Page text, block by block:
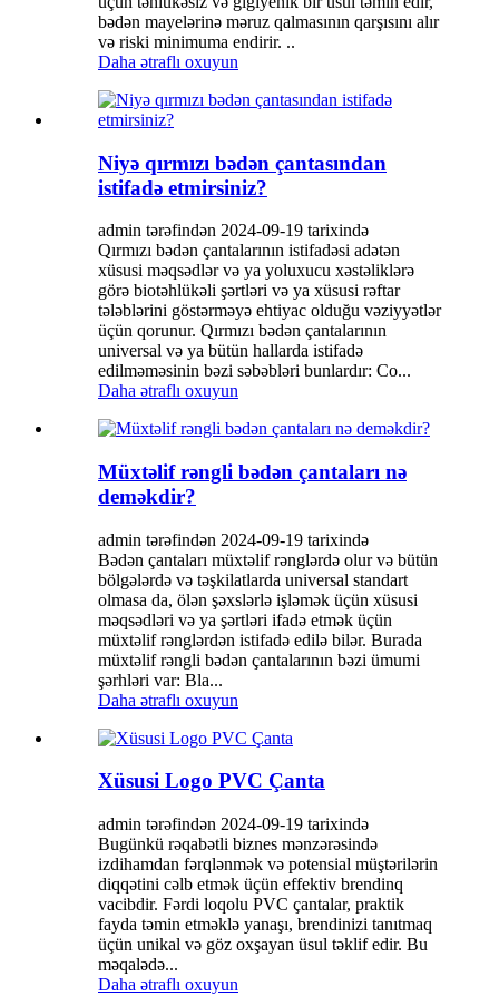
bədən mayelərinə məruz qalmasının qarşısını alır
və riski minimuma endirir. ..
Daha ətraflı oxuyun
Niyə qırmızı bədən çantasından
istifadə etmirsiniz?
admin tərəfindən 2024-09-19 tarixində
Qırmızı bədən çantalarının istifadəsi adətən
xüsusi məqsədlər və ya yoluxucu xəstəliklərə
görə biotəhlükəli şərtləri və ya xüsusi rəftar
tələblərini göstərməyə ehtiyac olduğu vəziyyətlər
üçün qorunur. Qırmızı bədən çantalarının
universal və ya bütün hallarda istifadə
edilməməsinin bəzi səbəbləri bunlardır: Co...
Daha ətraflı oxuyun
Müxtəlif rəngli bədən çantaları nə
deməkdir?
admin tərəfindən 2024-09-19 tarixində
Bədən çantaları müxtəlif rənglərdə olur və bütün
bölgələrdə və təşkilatlarda universal standart
olmasa da, ölən şəxslərlə işləmək üçün xüsusi
məqsədləri və ya şərtləri ifadə etmək üçün
müxtəlif rənglərdən istifadə edilə bilər. Burada
müxtəlif rəngli bədən çantalarının bəzi ümumi
şərhləri var: Bla...
Daha ətraflı oxuyun
Xüsusi Logo PVC Çanta
admin tərəfindən 2024-09-19 tarixində
Bugünkü rəqabətli biznes mənzərəsində
izdihamdan fərqlənmək və potensial müştərilərin
diqqətini cəlb etmək üçün effektiv brendinq
vacibdir. Fərdi loqolu PVC çantalar, praktik
fayda təmin etməklə yanaşı, brendinizi tanıtmaq
üçün unikal və göz oxşayan üsul təklif edir. Bu
məqalədə...
Daha ətraflı oxuyun